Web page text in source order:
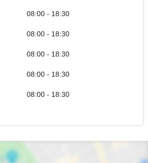
08:00 - 18:30
08:00 - 18:30
08:00 - 18:30
08:00 - 18:30
08:00 - 18:30